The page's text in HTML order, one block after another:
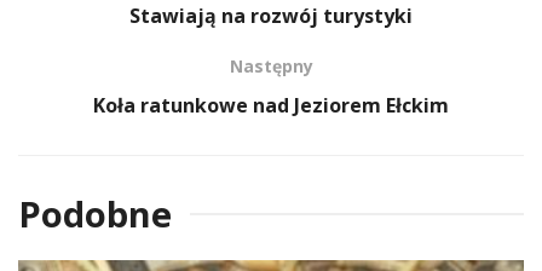
Stawiają na rozwój turystyki
Następny
Koła ratunkowe nad Jeziorem Ełckim
Podobne